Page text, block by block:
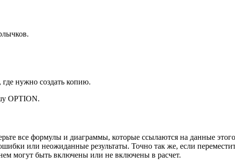
нужно создать копию.
OPTION.
все формулы и диаграммы, которые ссылаются на данные этого
или неожиданные результаты. Точно так же, если
могут быть включены или не включены в расчет.